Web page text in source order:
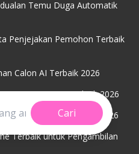
Cari
Temu Duga Automatik
Penjejakan Pemohon Terbaik
Calon AI Terbaik 2026
Resume Pintar Terbaik 2026
Bakat Terbaik 2026
Terbaik untuk Pengambilan